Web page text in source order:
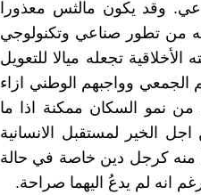
وقد يكون مالثس معذورا
من تطور صناعي وتكنولوجي
تجعله ميالا للتعويل
الجمعي وواجبهم الوطني ازاء
من نمو السكان ممكنة اذا ما
الخير لمستقبل الانسانية
منه كرجل دين خاصة في حالة
انه لم يدعُ اليهما صراحة.